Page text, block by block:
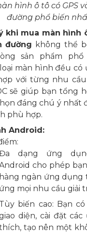
hình ô tô có GPS
đường phổ biến
khi mua màn hình
đường không thể
sản phẩm
màn hình đều có
với từng nhu
sẽ giúp bạn tổng
đáng chú ý nhất
phù hợp.
Android:
dạng ứng
cho phép
hàng ngàn ứng dụng
ứng mọi nhu cầu giải
Tùy biến cao: Bạn
diện, cài đặt
tạo nên một